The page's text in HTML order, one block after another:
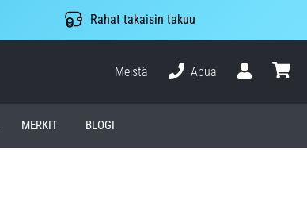
Rahat takaisin takuu
Meistä
Apua
MERKIT BLOGI